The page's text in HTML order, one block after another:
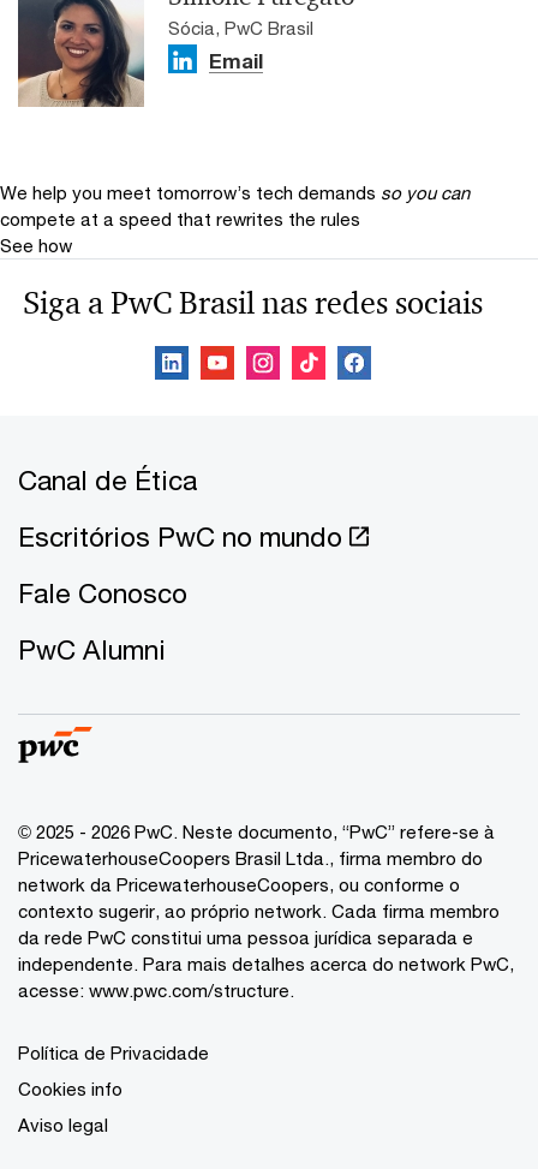
Sócia, PwC Brasil
Email
We help you meet tomorrow’s tech demands so you can
compete at a speed that rewrites the rules
See how
Siga a PwC Brasil nas redes sociais
Canal de Ética
Escritórios PwC no mundo
Fale Conosco
PwC Alumni
© 2025 - 2026 PwC. Neste documento, “PwC” refere-se à
PricewaterhouseCoopers Brasil Ltda., firma membro do
network da PricewaterhouseCoopers, ou conforme o
contexto sugerir, ao próprio network. Cada firma membro
da rede PwC constitui uma pessoa jurídica separada e
independente. Para mais detalhes acerca do network PwC,
acesse: www.pwc.com/structure.
Política de Privacidade
Cookies info
Aviso legal